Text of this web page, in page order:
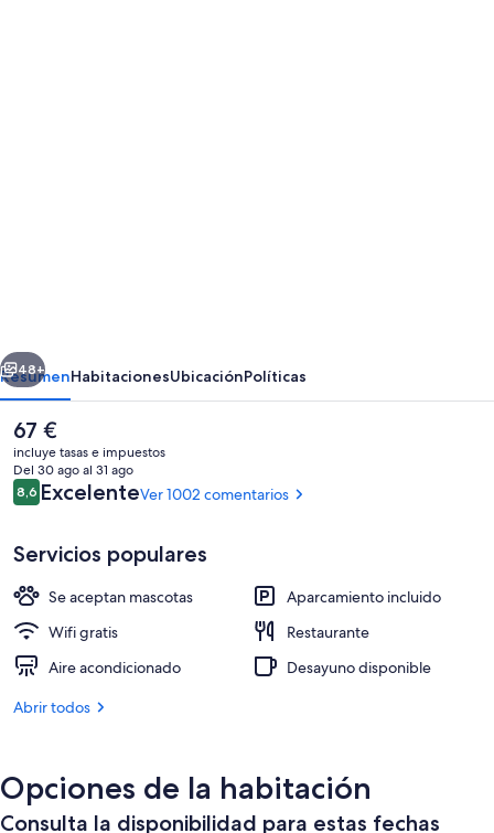
Interior
Siguiente
48+
ResumenHabitacionesUbicaciónPolíticas
El
precio
actual
es
de
67 €
incluye tasas e impuestos
Del 30 ago al 31 ago
Comentarios
8,68,6 de 10
ExcelenteVer 1002 comentarios
Servicios populares
Se aceptan mascotas
Aparcamiento incluido
Wifi gratis
Restaurante
Aire acondicionado
Desayuno disponible
Abrir todos
Opciones de la habitación
Consulta la disponibilidad para estas fechas